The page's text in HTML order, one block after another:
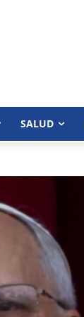
SALUD